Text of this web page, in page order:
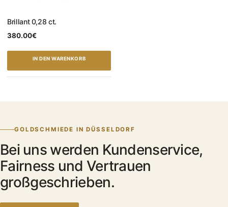
Brillant 0,28 ct.
380.00€
IN DEN WARENKORB
GOLDSCHMIEDE IN DÜSSELDORF
Bei uns werden Kundenservice,
Fairness und Vertrauen
großgeschrieben.